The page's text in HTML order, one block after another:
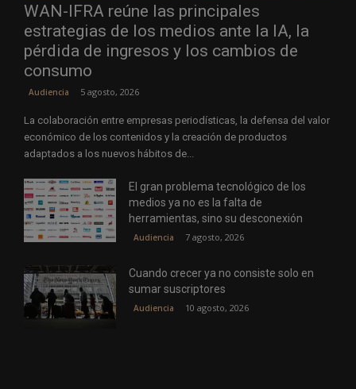
WAN-IFRA reúne las principales
estrategias de los medios ante la IA, la
pérdida de ingresos y los cambios de
consumo
Audiencia 5 agosto, 2026
La colaboración entre empresas periodísticas, la defensa del valor
económico de los contenidos y la creación de productos
adaptados a los nuevos hábitos de...
El gran problema tecnológico de los
medios ya no es la falta de
herramientas, sino su desconexión
Audiencia 7 agosto, 2026
Cuando crecer ya no consiste solo en
sumar suscriptores
Audiencia 10 agosto, 2026